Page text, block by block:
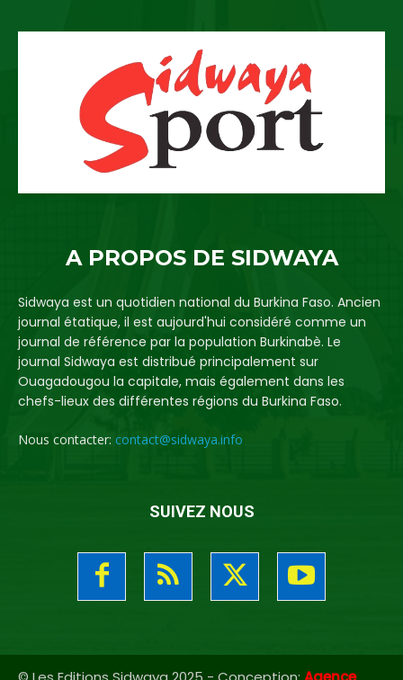
A PROPOS DE SIDWAYA
Sidwaya est un quotidien national du Burkina Faso. Ancien
journal étatique, il est aujourd'hui considéré comme un
journal de référence par la population Burkinabè. Le
journal Sidwaya est distribué principalement sur
Ouagadougou la capitale, mais également dans les
chefs-lieux des différentes régions du Burkina Faso.
Nous contacter: contact@sidwaya.info
SUIVEZ NOUS